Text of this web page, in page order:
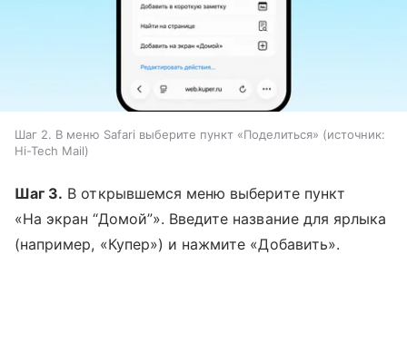
Шаг 2. В меню Safari выберите пункт «Поделиться»
источник:
Hi-Tech Mail
Шаг 3. В открывшемся меню выберите пункт
«На экран “Домой”». Введите название для ярлыка
(например, «Купер») и нажмите «Добавить».